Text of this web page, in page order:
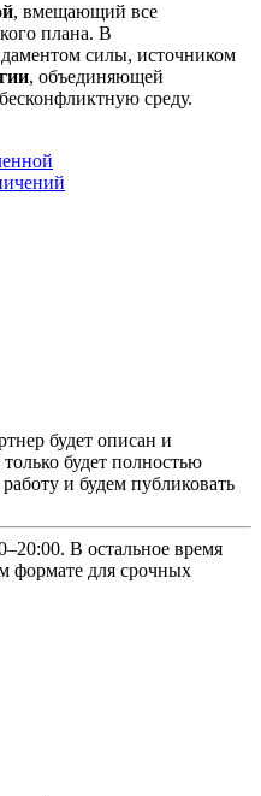
, вмещающий все
плана. В
силы, источником
, объединяющей
среду.
будет описан и
будет полностью
и будем публиковать
В остальное время
формате для срочных